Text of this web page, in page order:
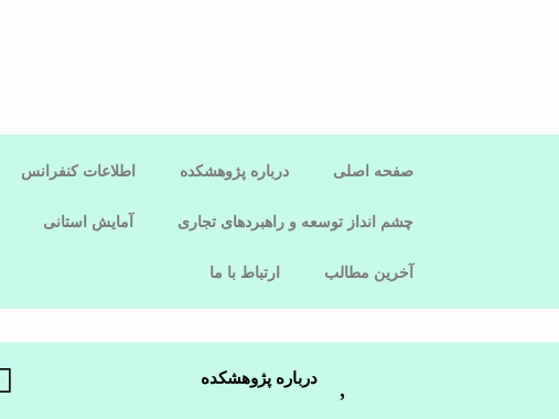
صفحه اصلی درباره پژوهشکده اطلاعات کنفرانس
چشم انداز توسعه و راهبردهای تجاری آمایش استانی
آخرین مطالب ارتباط با ما
درباره پژوهشکده